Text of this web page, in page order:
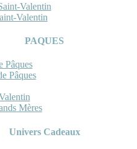
Valentin
Valentin
PAQUES
Pâques
Pâques
Mères
Univers Cadeaux